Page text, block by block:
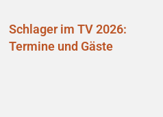
Schlager im TV 2026:
Termine und Gäste